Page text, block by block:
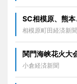
SC相模原、熊
相模原町田経済新聞
関門海峡花火大
小倉経済新聞